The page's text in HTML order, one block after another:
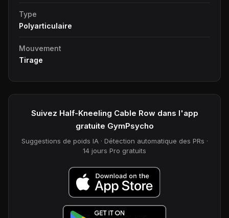
Type
Polyarticulaire
Mouvement
Tirage
Suivez Half-Kneeling Cable Row dans l'app
gratuite GymPsycho
Suggestions de poids IA · Détection automatique des PRs ·
14 jours Pro gratuits